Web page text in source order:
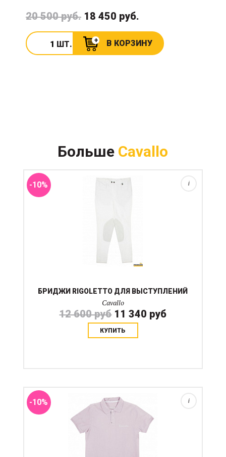
20 500 руб. 18 450 руб.
ШТ. В КОРЗИНУ
Больше Cavallo
-10%
Плотные эластичные бриджи с коленной леей
БРИДЖИ RIGOLETTO ДЛЯ ВЫСТУПЛЕНИЙ
Cavallo
12 600 руб 11 340 руб
КУПИТЬ
i
-10% i